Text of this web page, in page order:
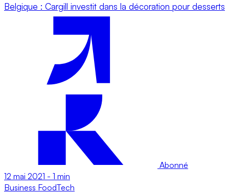
Belgique : Cargill investit dans la décoration pour desserts
Abonné
12 mai 2021 - 1 min
Business FoodTech